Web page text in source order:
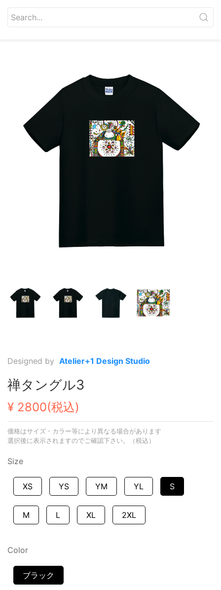
Designed by Atelier+1 Design Studio
禅タングル3
¥ 2800(税込)
価格はサイズ・カラー等により異なる場合があります
選択後に表示されますのでご確認下さい。（税込）
Size
XS YS YM YL S
M L XL 2XL
Color
ブラック